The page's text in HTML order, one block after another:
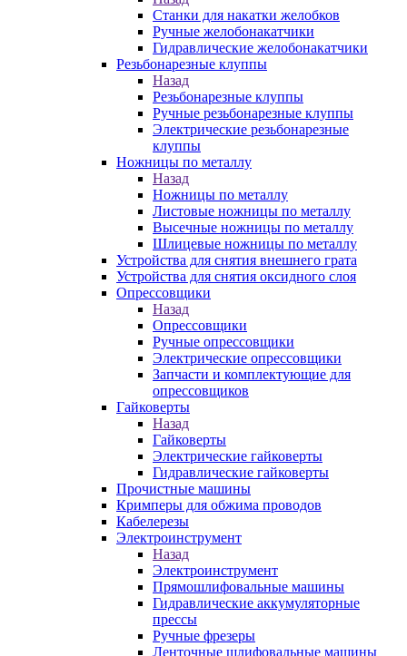
Станки для накатки желобков
Ручные желобонакатчики
Гидравлические желобонакатчики
Резьбонарезные клуппы
Назад
Резьбонарезные клуппы
Ручные резьбонарезные клуппы
Электрические резьбонарезные
клуппы
Ножницы по металлу
Назад
Ножницы по металлу
Листовые ножницы по металлу
Высечные ножницы по металлу
Шлицевые ножницы по металлу
Устройства для снятия внешнего грата
Устройства для снятия оксидного слоя
Опрессовщики
Назад
Опрессовщики
Ручные опрессовщики
Электрические опрессовщики
Запчасти и комплектующие для
опрессовщиков
Гайковерты
Назад
Гайковерты
Электрические гайковерты
Гидравлические гайковерты
Прочистные машины
Кримперы для обжима проводов
Кабелерезы
Электроинструмент
Назад
Электроинструмент
Прямошлифовальные машины
Гидравлические аккумуляторные
прессы
Ручные фрезеры
Ленточные шлифовальные машины